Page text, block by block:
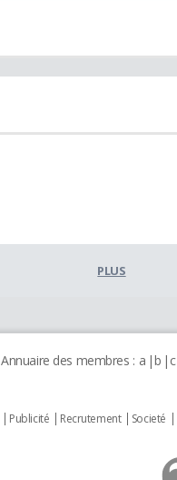
PLUS
Annuaire des membres : a b c
Publicité Recrutement Societé